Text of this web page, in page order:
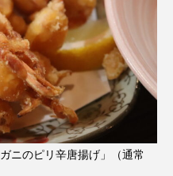
ニのピリ辛唐揚げ」（通常